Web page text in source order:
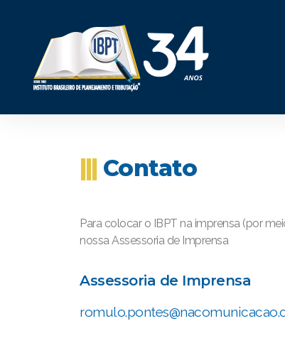
|||Contato
Para colocar o IBPT na imprensa (por
nossa Assessoria de Imprensa
Assessoria de Imprensa